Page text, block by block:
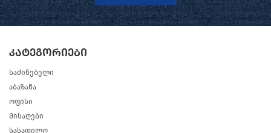
კატეგორიები
საძინებელი
აბაზანა
ოფისი
მისაღები
სასადილო